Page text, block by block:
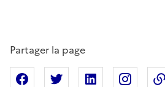
Partager la page
Partager sur Facebook
Partager sur XPartager sur